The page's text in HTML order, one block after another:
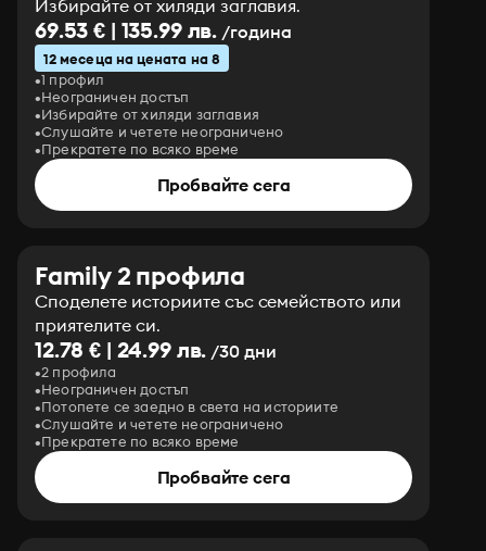
Избирайте от хиляди заглавия.
69.53 € | 135.99 лв. /година
12 месеца на цената на 8
1 профил
Неограничен достъп
Избирайте от хиляди заглавия
Слушайте и четете неограничено
Прекратете по всяко време
Пробвайте сега
Family 2 профила
Споделете историите със семейството или
приятелите си.
12.78 € | 24.99 лв. /30 дни
2 профила
Неограничен достъп
Потопете се заедно в света на историите
Слушайте и четете неограничено
Прекратете по всяко време
Пробвайте сега